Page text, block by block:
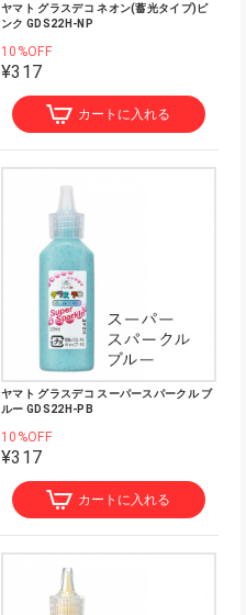
ヤマト グラスデコ ネオン(蓄光タイプ)ピ
ンク GDS22H-NP
10%OFF
¥317
カートに入れる
ヤマト グラスデコ スーパースパークル ブ
ルー GDS22H-PB
10%OFF
¥317
カートに入れる